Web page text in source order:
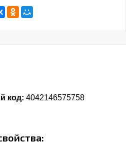
код: 4042146575758